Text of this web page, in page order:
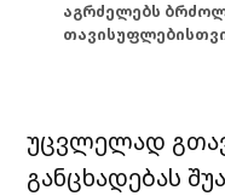
აგრძელებს
უცვლელად
განცხადებას